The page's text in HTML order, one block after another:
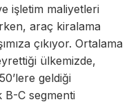
işletim maliyetleri
araç kiralama
çıkıyor. Ortalama
ülkemizde,
geldiği
C segmenti